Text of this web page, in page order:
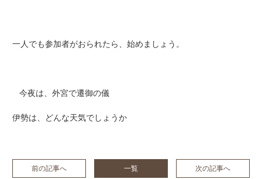
一人でも参加者がおられたら、始めましょう。
今夜は、外宮で遷御の儀
伊勢は、どんな天気でしょうか
前の記事へ 一覧 次の記事へ